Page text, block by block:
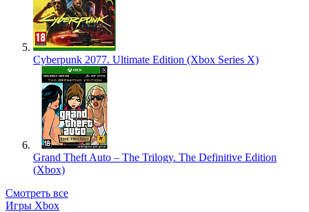
Cyberpunk 2077. Ultimate Edition (Xbox Series X)
Grand Theft Auto – The Trilogy. The Definitive Edition
(Xbox)
Смотреть все
Игры Xbox